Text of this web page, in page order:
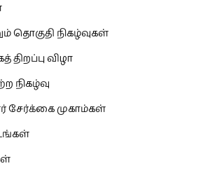
தொகுதி நிகழ்வுகள்
விழா
நிகழ்வு
சேர்க்கை முகாம்கள்